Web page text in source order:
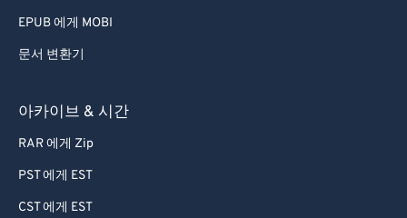
EPUB 에게 MOBI
문서 변환기
아카이브 & 시간
RAR 에게 Zip
PST 에게 EST
CST 에게 EST